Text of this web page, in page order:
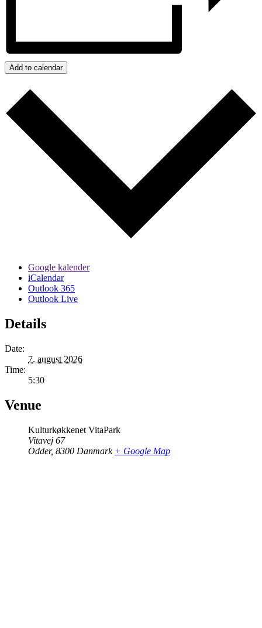
Add to calendar
Google kalender
iCalendar
Outlook 365
Outlook Live
Details
Date:
7. august 2026
Time:
5:30
Venue
Kulturkøkkenet VitaPark
Vitavej 67
Odder, 8300 Danmark + Google Map